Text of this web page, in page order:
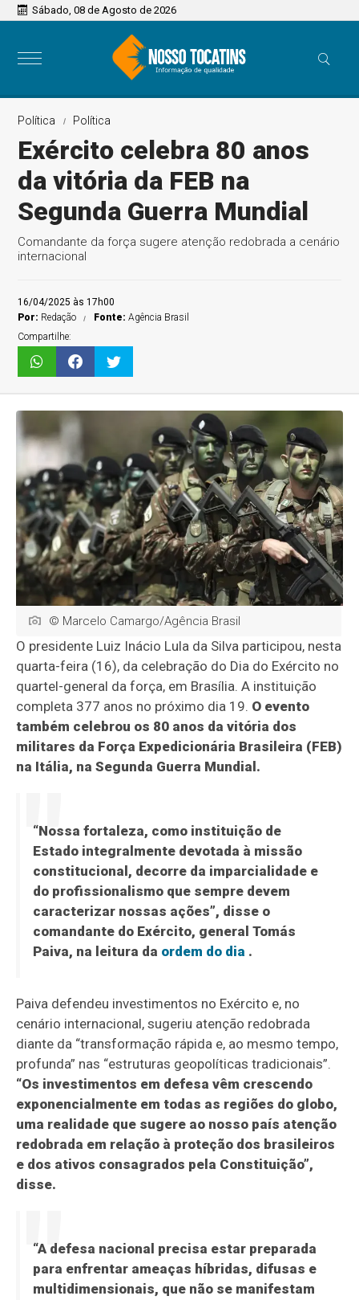
Sábado, 08 de Agosto de 2026
Política Política
Exército celebra 80 anos
da vitória da FEB na
Segunda Guerra Mundial
Comandante da força sugere atenção redobrada a cenário
internacional
16/04/2025 às 17h00
Por: Redação Fonte:Agência Brasil
Compartilhe:
© Marcelo Camargo/Agência Brasil
O presidente Luiz Inácio Lula da Silva participou, nesta
quarta-feira (16), da celebração do Dia do Exército no
quartel-general da força, em Brasília. A instituição
completa 377 anos no próximo dia 19. O evento
também celebrou os 80 anos da vitória dos
militares da Força Expedicionária Brasileira (FEB)
na Itália, na Segunda Guerra Mundial.
“Nossa fortaleza, como instituição de
Estado integralmente devotada à missão
constitucional, decorre da imparcialidade e
do profissionalismo que sempre devem
caracterizar nossas ações”, disse o
comandante do Exército, general Tomás
Paiva, na leitura da ordem do dia .
Paiva defendeu investimentos no Exército e, no
cenário internacional, sugeriu atenção redobrada
diante da “transformação rápida e, ao mesmo tempo,
profunda” nas “estruturas geopolíticas tradicionais”.
“Os investimentos em defesa vêm crescendo
exponencialmente em todas as regiões do globo,
uma realidade que sugere ao nosso país atenção
redobrada em relação à proteção dos brasileiros
e dos ativos consagrados pela Constituição”,
disse.
“A defesa nacional precisa estar preparada
para enfrentar ameaças híbridas, difusas e
multidimensionais, que não se manifestam